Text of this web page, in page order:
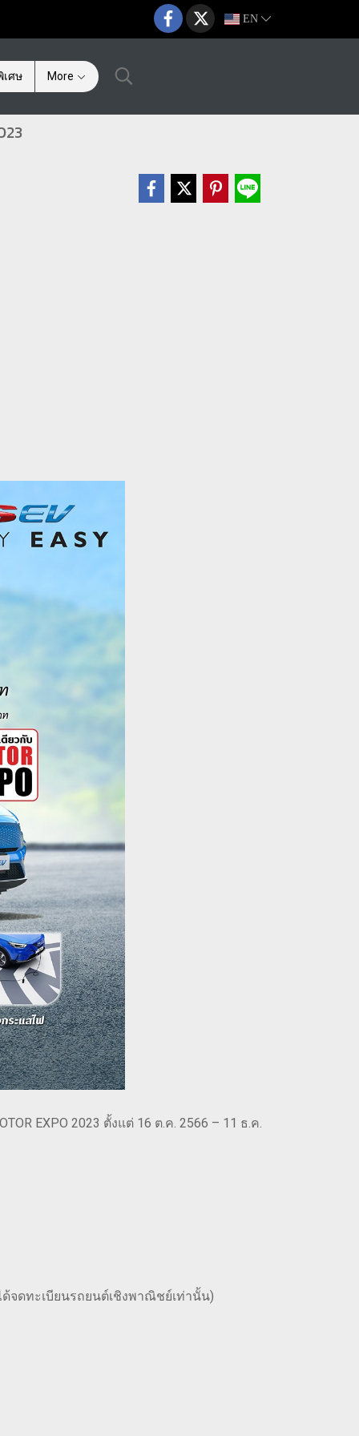
EN
เศษ More
EXPO 2023 ตั้งแต่ 16 ต.ค. 2566 – 11 ธ.ค.
จดทะเบียนรถยนต์เชิงพาณิชย์เท่านั้น)